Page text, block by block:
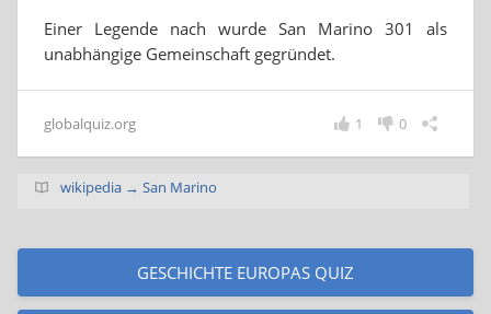
Einer Legende nach wurde San Marino 301 als
unabhängige Gemeinschaft gegründet.
globalquiz.org 0
1
wikipedia → San Marino
GESCHICHTE EUROPAS QUIZ